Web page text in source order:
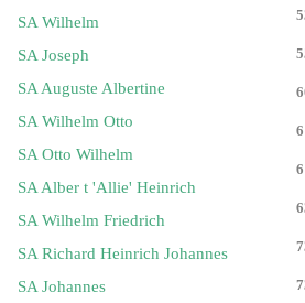
SA Wilhelm
SA Joseph
SA Auguste Albertine
SA Wilhelm Otto
SA Otto Wilhelm
SA Alber t 'Allie' Heinrich
SA Wilhelm Friedrich
SA Richard Heinrich Johannes
SA Johannes